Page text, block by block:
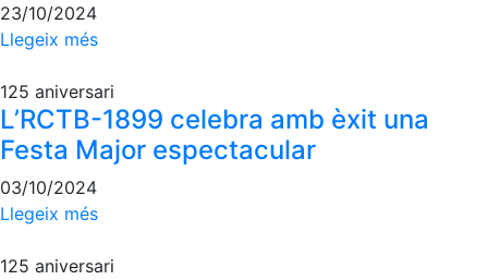
23/10/2024
Llegeix més
125 aniversari
L’RCTB-1899 celebra amb èxit una
Festa Major espectacular
03/10/2024
Llegeix més
125 aniversari